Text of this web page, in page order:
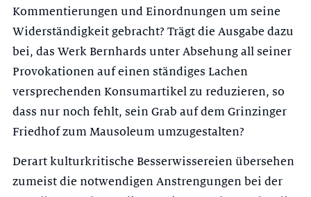
Kommentierungen und Einordnungen um seine
Widerständigkeit gebracht? Trägt die Ausgabe dazu
bei, das Werk Bernhards unter Absehung all seiner
Provokationen auf einen ständiges Lachen
versprechenden Konsumartikel zu reduzieren, so
dass nur noch fehlt, sein Grab auf dem Grinzinger
Friedhof zum Mausoleum umzugestalten?
Derart kulturkritische Besserwissereien übersehen
zumeist die notwendigen Anstrengungen bei der